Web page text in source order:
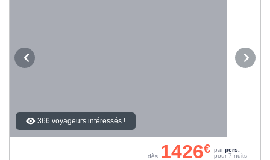
366 voyageurs intéressés !
dès 1426€ par pers.
pour 7 nuits